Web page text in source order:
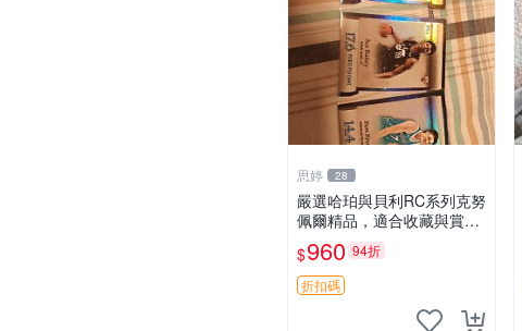
思婷 28
嚴選哈珀與貝利RC系列克努
佩爾精品，適合收藏與賞玩
RC 玩具 陶瓷
$960 94折
折扣碼